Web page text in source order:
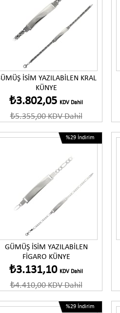
İSİM YAZILABİLEN KRAL
KÜNYE
₺3.802,05 KDV Dahil
₺5.355,00KDV Dahil
Ürünü İncele
GÜMÜŞ İSİM YAZILABİLEN
FİGARO KÜNYE
₺3.131,10 KDV Dahil
₺4.410,00KDV Dahil
%29 İndirim
Ürünü İncele
%29 İndirim